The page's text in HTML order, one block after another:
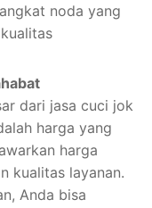
noda yang
dari jasa cuci jok
harga yang
harga
kualitas layanan.
Anda bisa